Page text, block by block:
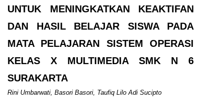
UNTUK MENINGKATKAN KEAKTIFAN
DAN HASIL BELAJAR SISWA PADA
MATA PELAJARAN SISTEM OPERASI
KELAS X MULTIMEDIA SMK N 6
SURAKARTA
Rini Umbarwati, Basori Basori, Taufiq Lilo Adi Sucipto